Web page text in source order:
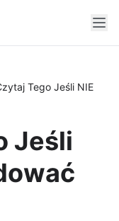
Tego Jeśli NIE
Jeśli